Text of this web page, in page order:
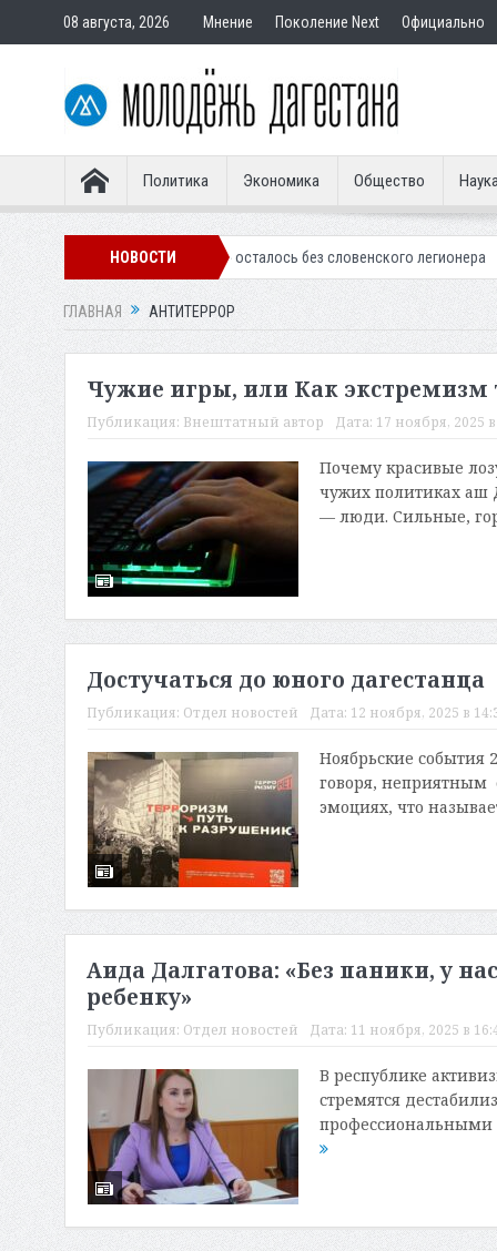
08 августа, 2026 Мнение Поколение Next Официально
Политика Экономика Общество
НОВОСТИ
«Динамо» осталось без словенского легионера Вынесен
ГЛАВНАЯ АНТИТЕРРОР
Чужие игры, или Как экстремизм
Публикация: Внештатный автор Дата: 17 ноября, 2025
Почему красивые
чужих политиках аш
— люди. Сильные,
Достучаться до юного дагестанца
Публикация: Отдел новостей Дата: 12 ноября, 2025 в
Ноябрьские события
говоря, неприятным
эмоциях, что
Аида Далгатова: «Без паники, у
ребенку»
Публикация: Отдел новостей Дата: 11 ноября, 2025 в
В республике
стремятся